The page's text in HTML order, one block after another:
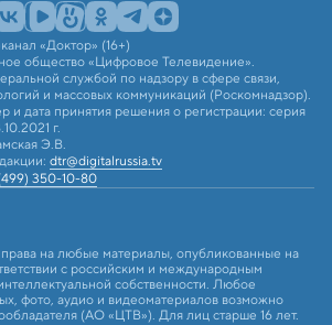
«Доктор» (16+)
общество «Цифровое Телевидение».
службой по надзору в сфере связи,
и массовых коммуникаций (Роскомнадзор).
и дата принятия решения о регистрации: серия
г.
Э.В.
dtr@digitalrussia.tv
350-10-80
на любые материалы, опубликованные на
с российским и международным
собственности. Любое
фото, аудио и видеоматериалов возможно
(АО «ЦТВ»). Для лиц старше 16 лет.